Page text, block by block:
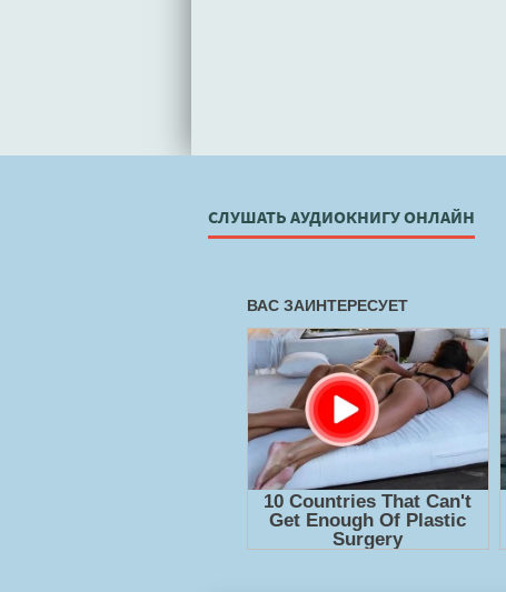
СЛУШАТЬ АУДИОКНИГУ ОНЛАЙН